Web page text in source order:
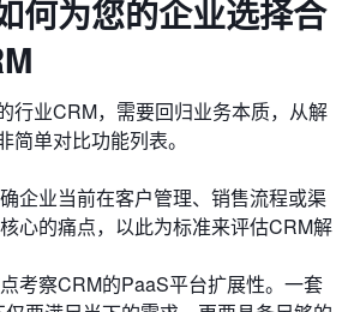
何为您的企业选择合
行业CRM，需要回归业务本质，从解
简单对比功能列表。
企业当前在客户管理、销售流程或渠
心的痛点，以此为标准来评估CRM解
考察CRM的PaaS平台扩展性。一套